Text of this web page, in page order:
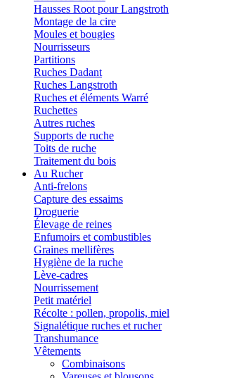
Hausses Root pour Langstroth
Montage de la cire
Moules et bougies
Nourrisseurs
Partitions
Ruches Dadant
Ruches Langstroth
Ruches et éléments Warré
Ruchettes
Autres ruches
Supports de ruche
Toits de ruche
Traitement du bois
Au Rucher
Anti-frelons
Capture des essaims
Droguerie
Élevage de reines
Enfumoirs et combustibles
Graines mellifères
Hygiène de la ruche
Lève-cadres
Nourrissement
Petit matériel
Récolte : pollen, propolis, miel
Signalétique ruches et rucher
Transhumance
Vêtements
Combinaisons